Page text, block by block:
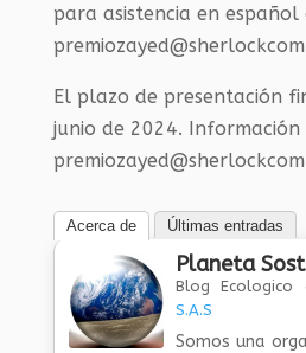
para asistencia en
El plazo de presentación
junio de 2024.
Acerca de Últimas entradas
Planeta
Blog Ecologico
S.A.S
Somos una